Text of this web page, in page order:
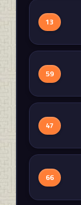
13
59
47
66